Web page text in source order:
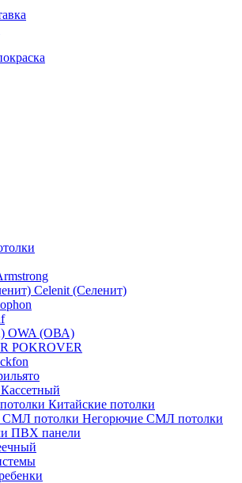
Celenit (Селенит)
OWA (ОВА)
POKROVER
Кассетный
Китайские потолки
Негорючие СМЛ потолки
ПВХ панели